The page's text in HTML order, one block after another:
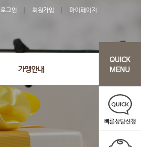
로그인 회원가입 마이페이지
가맹안내